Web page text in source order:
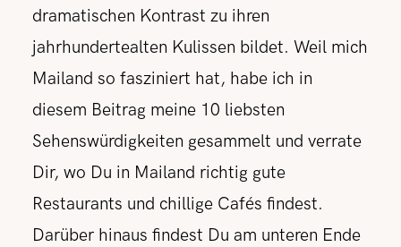
dramatischen Kontrast zu ihren
jahrhundertealten Kulissen bildet. Weil mich
Mailand so fasziniert hat, habe ich in
diesem Beitrag meine 10 liebsten
Sehenswürdigkeiten gesammelt und verrate
Dir, wo Du in Mailand richtig gute
Restaurants und chillige Cafés findest.
Darüber hinaus findest Du am unteren Ende